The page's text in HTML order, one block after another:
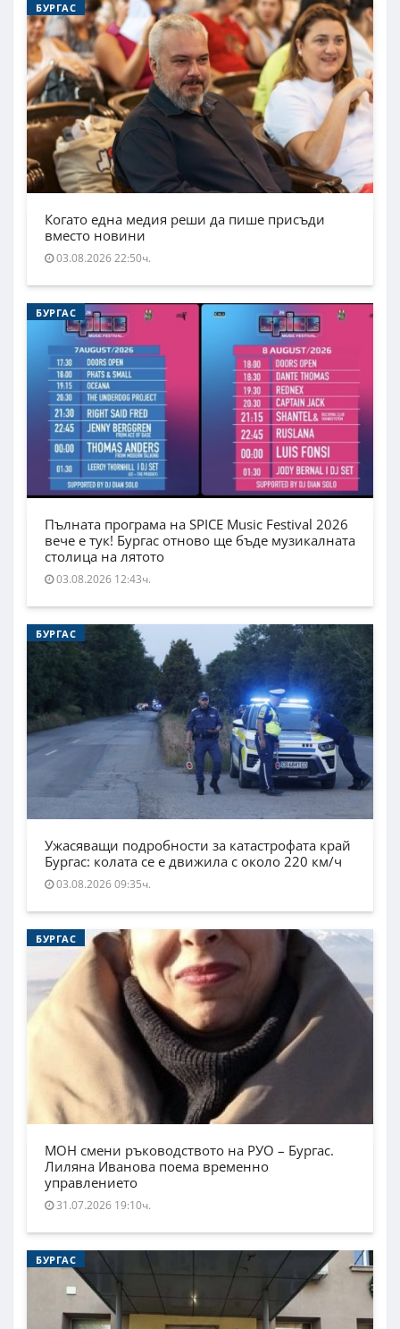
БУРГАС
Когато една медия реши да пише присъди
вместо новини
03.08.2026 22:50ч.
БУРГАС
Пълната програма на SPICE Music Festival 2026
вече е тук! Бургас отново ще бъде музикалната
столица на лятото
03.08.2026 12:43ч.
БУРГАС
Ужасяващи подробности за катастрофата край
Бургас: колата се е движила с около 220 км/ч
03.08.2026 09:35ч.
БУРГАС
МОН смени ръководството на РУО – Бургас.
Лиляна Иванова поема временно
управлението
31.07.2026 19:10ч.
БУРГАС